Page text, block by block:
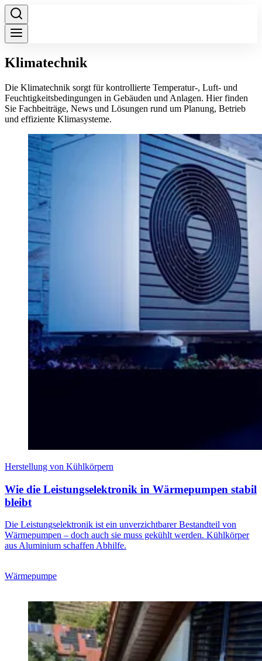
Klimatechnik
Die Klimatechnik sorgt für kontrollierte Temperatur-, Luft- und
Feuchtigkeitsbedingungen in Gebäuden und Anlagen. Hier finden
Sie Fachbeiträge, News und Lösungen rund um Planung, Betrieb
und effiziente Klimasysteme.
Herstellung von Kühlkörpern
Wie die Leistungselektronik in Wärmepumpen stabil
bleibt
Die Leistungselektronik ist ein unverzichtbarer Bestandteil von
Wärmepumpen – doch auch sie muss gekühlt werden. Kühlkörper
aus Aluminium schaffen Abhilfe.
Wärmepumpe